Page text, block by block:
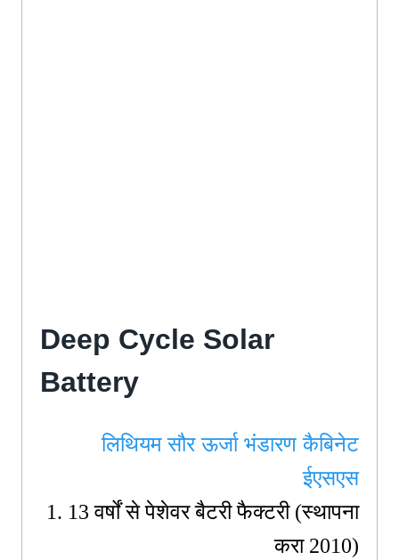
Deep Cycle Solar
Battery
लिथियम सौर ऊर्जा भंडारण कैबिनेट
ईएसएस
1. 13 वर्षों से पेशेवर बैटरी फैक्टरी (स्थापना
करा 2010)